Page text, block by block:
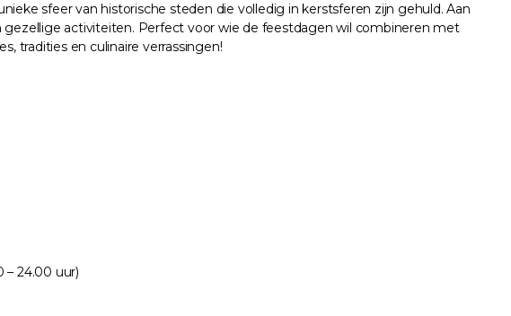
sfeer van historische steden die volledig in kerstsferen zijn gehuld. Aan
activiteiten. Perfect voor wie de feestdagen wil combineren met
tradities en culinaire verrassingen!
– 24.00 uur)